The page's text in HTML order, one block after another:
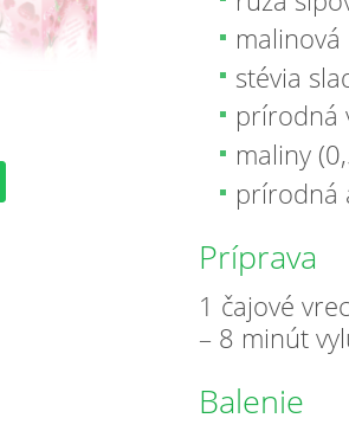
stévia
prírodná
maliny
prírodná
Príprava
1 čajové
– 8 minút
Balenie